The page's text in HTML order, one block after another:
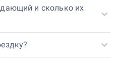
и сколько их